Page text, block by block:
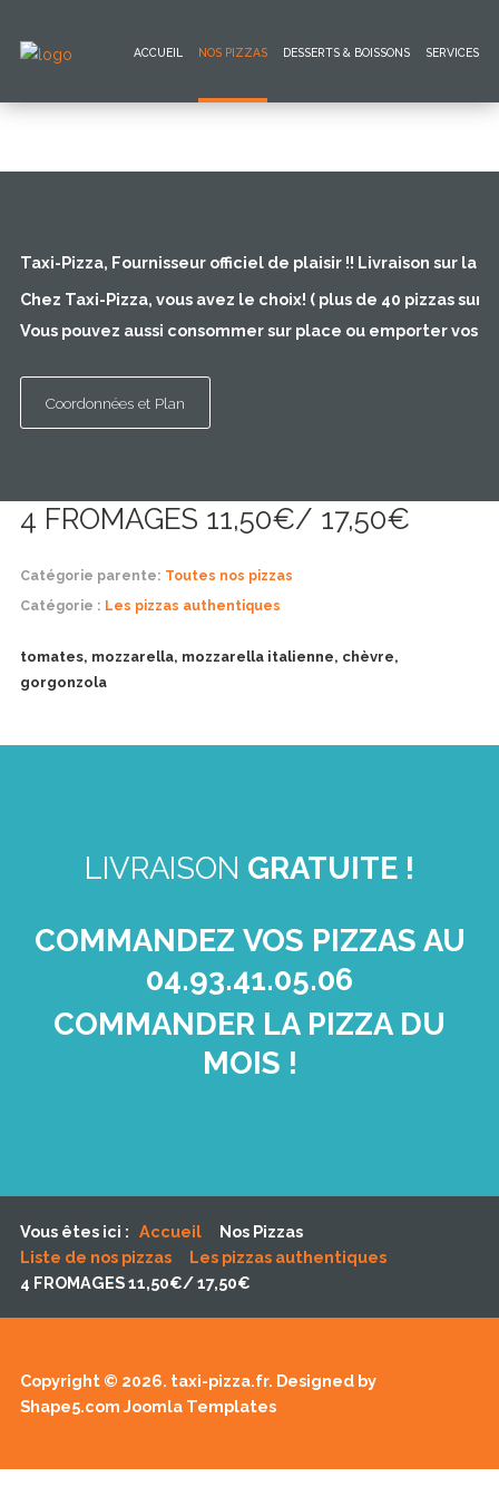
Pizzas
Desserts
&
Boissons
ACCUEIL NOS PIZZAS DESSERTS & BOISSONS SERVICES
NOSPIZZAS
Taxi-Pizza, Fournisseur officiel de plaisir !! Livraison sur la
Chez Taxi-Pizza, vous avez le choix! ( plus de 40 pizzas sur
Vous pouvez aussi consommer sur place ou emporter vos
Coordonnées et Plan
4 FROMAGES 11,50€/ 17,50€
Catégorie parente: Toutes nos pizzas
Catégorie : Les pizzas authentiques
tomates, mozzarella, mozzarella italienne, chèvre,
gorgonzola
LIVRAISON GRATUITE !
COMMANDEZ VOS PIZZAS AU
04.93.41.05.06
COMMANDER LA PIZZA DU
MOIS !
Vous êtes ici : Accueil
Nos Pizzas
Liste de nos pizzas
Les pizzas authentiques
4 FROMAGES 11,50€/ 17,50€
Copyright © 2026. taxi-pizza.fr. Designed by
Shape5.com Joomla Templates